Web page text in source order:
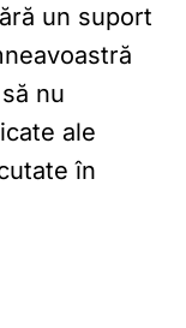
un suport
nu
ale
în